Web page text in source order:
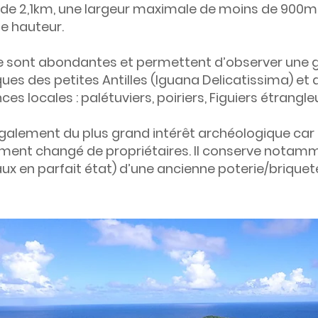
2,1km, une largeur maximale de moins de
hauteur.
sont abondantes et permettent d’observer une
des petites Antilles (Iguana Delicatissima) et
locales : palétuviers, poiriers, Figuiers
du plus grand intérêt archéologique
changé de propriétaires. Il conserve
en parfait état) d’une ancienne poterie/